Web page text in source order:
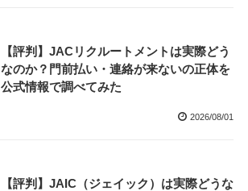
【評判】JACリクルートメントは実際どう
なのか？門前払い・連絡が来ないの正体を
公式情報で調べてみた
2026/08/01
【評判】JAIC（ジェイック）は実際どうな